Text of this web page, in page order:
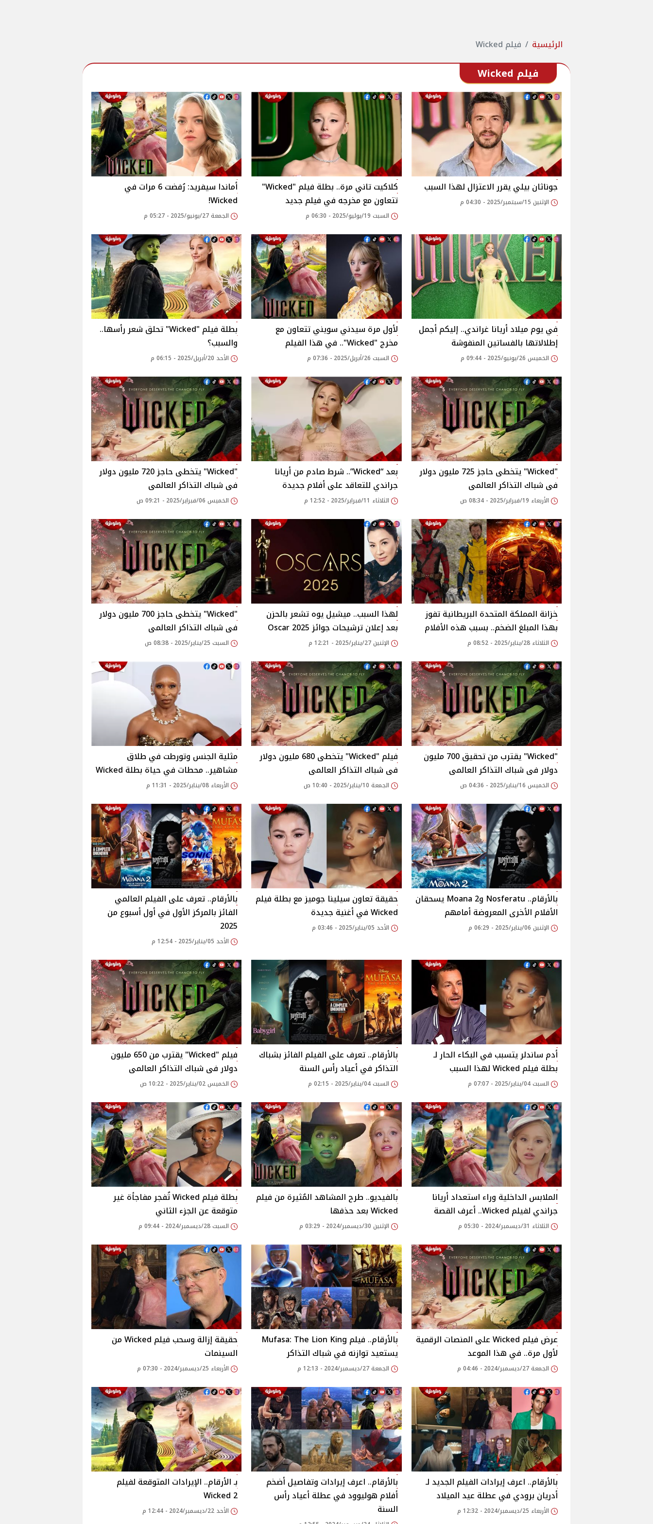
الرئيسية فيلم Wicked
فيلم Wicked
جوناثان بيلي يقرر الاعتزال لهذا السبب
الإثنين 15/سبتمبر/2025 - 04:30 م
كلاكيت تاني مرة.. بطلة فيلم "Wicked"
تتعاون مع مخرجه في فيلم جديد
السبت 19/يوليو/2025 - 06:30 م
أماندا سيفريد: رُفضت 6 مرات في
Wicked!
الجمعة 27/يونيو/2025 - 05:27 م
في يوم ميلاد أريانا غراندي.. إليكم أجمل
إطلالاتها بالفساتين المنفوشة
الخميس 26/يونيو/2025 - 09:44 م
لأول مرة سيدني سويني تتعاون مع
مخرج "Wicked".. في هذا الفيلم
السبت 26/أبريل/2025 - 07:36 م
بطلة فيلم "Wicked" تحلق شعر رأسها..
والسبب؟
الأحد 20/أبريل/2025 - 06:15 م
"Wicked" يتخطى حاجز 725 مليون دولار
فى شباك التذاكر العالمى
الأربعاء 19/فبراير/2025 - 08:34 ص
بعد “Wicked”.. شرط صادم من أريانا
جراندي للتعاقد على أفلام جديدة
الثلاثاء 11/فبراير/2025 - 12:52 م
"Wicked" يتخطى حاجز 720 مليون دولار
فى شباك التذاكر العالمى
الخميس 06/فبراير/2025 - 09:21 ص
خزانة المملكة المتحدة البريطانية تفوز
بهذا المبلغ الضخم.. بسبب هذه الأفلام
الثلاثاء 28/يناير/2025 - 08:52 م
لهذا السبب.. ميشيل يوه تشعر بالحزن
بعد إعلان ترشيحات جوائز Oscar 2025
الإثنين 27/يناير/2025 - 12:21 م
"Wicked" يتخطى حاجز 700 مليون دولار
فى شباك التذاكر العالمى
السبت 25/يناير/2025 - 08:38 ص
"Wicked" يقترب من تحقيق 700 مليون
دولار فى شباك التذاكر العالمى
الخميس 16/يناير/2025 - 04:36 ص
فيلم "Wicked" يتخطى 680 مليون دولار
فى شباك التذاكر العالمى
الجمعة 10/يناير/2025 - 10:40 ص
مثلية الجنس وتورطت في طلاق
مشاهير.. محطات في حياة بطلة Wicked
الأربعاء 08/يناير/2025 - 11:31 م
بالأرقام.. Nosferatu وMoana 2 يسحقان
الأفلام الأخرى المعروضة أمامهم
الإثنين 06/يناير/2025 - 06:29 م
حقيقة تعاون سيلينا جوميز مع بطلة فيلم
Wicked في أغنية جديدة
الأحد 05/يناير/2025 - 03:46 م
بالأرقام.. تعرف على الفيلم العالمي
الفائز بالمركز الأول في أول أسبوع من
2025
الأحد 05/يناير/2025 - 12:54 م
أدم ساندلر يتسبب في البكاء الحار لـ
بطلة فيلم Wicked لهذا السبب
السبت 04/يناير/2025 - 07:07 م
بالأرقام.. تعرف على الفيلم الفائز بشباك
التذاكر في أعياد رأس السنة
السبت 04/يناير/2025 - 02:15 م
فيلم "Wicked" يقترب من 650 مليون
دولار فى شباك التذاكر العالمى
الخميس 02/يناير/2025 - 10:22 ص
الملابس الداخلية وراء استعداد أريانا
جراندي لفيلم Wicked.. أعرف القصة
الثلاثاء 31/ديسمبر/2024 - 05:30 م
بالفيديو.. طرح المشاهد المُثيرة من فيلم
Wicked بعد حذفها
الإثنين 30/ديسمبر/2024 - 03:29 م
بطلة فيلم Wicked تُفجر مفاجأة غير
متوقعة عن الجزء الثاني
السبت 28/ديسمبر/2024 - 09:44 م
عرض فيلم Wicked على المنصات الرقمية
لأول مرة.. في هذا الموعد
الجمعة 27/ديسمبر/2024 - 04:46 م
بالأرقام.. فيلم Mufasa: The Lion King
يستعيد توازنه في شباك التذاكر
الجمعة 27/ديسمبر/2024 - 12:13 م
حقيقة إزالة وسحب فيلم Wicked من
السينمات
الأربعاء 25/ديسمبر/2024 - 07:30 م
بالأرقام.. اعرف إيرادات الفيلم الجديد لـ
أدريان برودي في عطلة عيد الميلاد
الأربعاء 25/ديسمبر/2024 - 12:32 م
بالأرقام.. اعرف إيرادات وتفاصيل أضخم
أفلام هوليوود في عطلة أعياد رأس
السنة
بـ الأرقام.. الإيرادات المتوقعة لفيلم
Wicked 2
الأحد 22/ديسمبر/2024 - 12:44 م